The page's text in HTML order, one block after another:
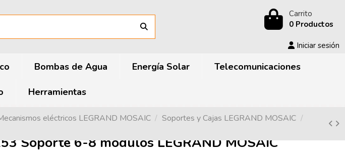
Carrito
0 Productos
Iniciar sesión
Bombas de Agua Energía Solar Telecomunicaciones
Herramientas
eléctricos LEGRAND MOSAIC
Soportes y Cajas LEGRAND MOSAIC
Soporte 6-8 módulos LEGRAND MOSAIC